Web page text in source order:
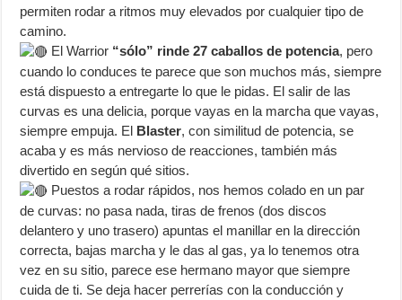
permiten rodar a ritmos muy elevados por cualquier tipo de
camino.
El Warrior “sólo” rinde 27 caballos de potencia, pero
cuando lo conduces te parece que son muchos más, siempre
está dispuesto a entregarte lo que le pidas. El salir de las
curvas es una delicia, porque vayas en la marcha que vayas,
siempre empuja. El Blaster, con similitud de potencia, se
acaba y es más nervioso de reacciones, también más
divertido en según qué sitios.
Puestos a rodar rápidos, nos hemos colado en un par
de curvas: no pasa nada, tiras de frenos (dos discos
delantero y uno trasero) apuntas el manillar en la dirección
correcta, bajas marcha y le das al gas, ya lo tenemos otra
vez en su sitio, parece ese hermano mayor que siempre
cuida de ti. Se deja hacer perrerías con la conducción y